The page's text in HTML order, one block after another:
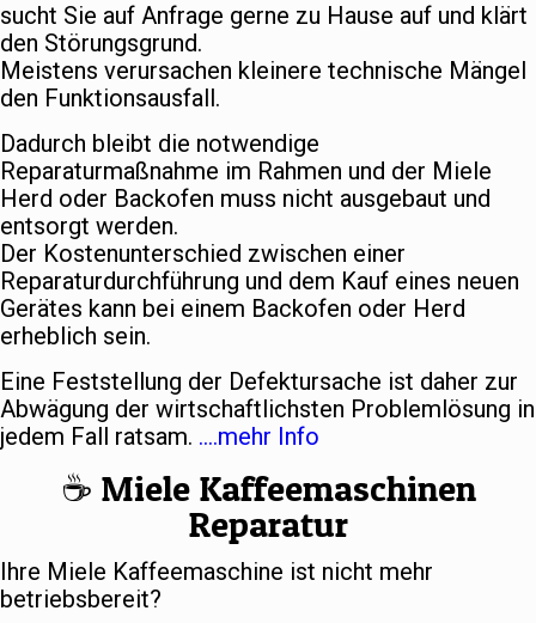
sucht Sie auf Anfrage gerne zu Hause auf und klärt
den Störungsgrund.
Meistens verursachen kleinere technische Mängel
den Funktionsausfall.
Dadurch bleibt die notwendige
Reparaturmaßnahme im Rahmen und der Miele
Herd oder Backofen muss nicht ausgebaut und
entsorgt werden.
Der Kostenunterschied zwischen einer
Reparaturdurchführung und dem Kauf eines neuen
Gerätes kann bei einem Backofen oder Herd
erheblich sein.
Eine Feststellung der Defektursache ist daher zur
Abwägung der wirtschaftlichsten Problemlösung in
jedem Fall ratsam. ….mehr Info
☕️ Miele Kaffeemaschinen
Reparatur
Ihre Miele Kaffeemaschine ist nicht mehr
betriebsbereit?